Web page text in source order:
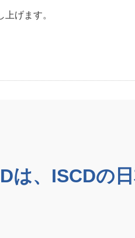
げます。
は、ISCDの